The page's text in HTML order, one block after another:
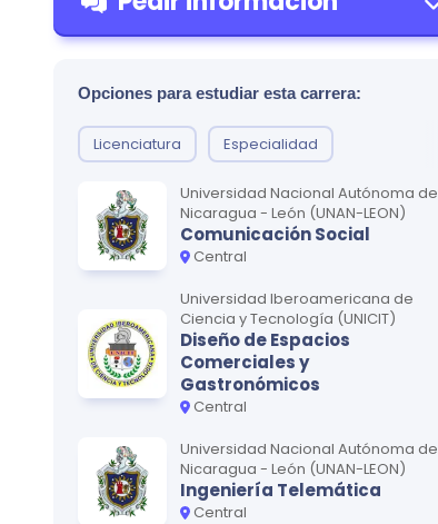
Opciones para estudiar esta carrera:
Licenciatura Especialidad
Universidad Nacional Autónoma de
Nicaragua - León (UNAN-LEON)
Comunicación Social
Central
Universidad Iberoamericana de
Ciencia y Tecnología (UNICIT)
Diseño de Espacios
Comerciales y
Gastronómicos
Central
Universidad Nacional Autónoma de
Nicaragua - León (UNAN-LEON)
Ingeniería Telemática
Central